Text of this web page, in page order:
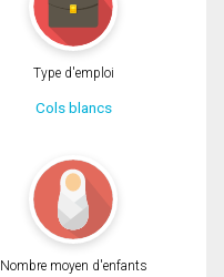
Type d'emploi
Cols blancs
Nombre moyen d'enfants